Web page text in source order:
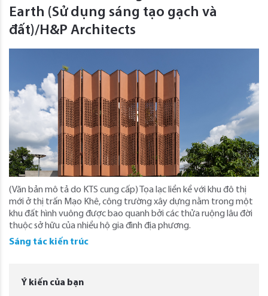
Earth (Sử dụng sáng tạo gạch và
đất)/H&P Architects
(Văn bản mô tả do KTS cung cấp) Tọa lạc liền kề với khu đô thị
mới ở thị trấn Mạo Khê, công trường xây dựng nằm trong một
khu đất hình vuông được bao quanh bởi các thửa ruộng lâu đời
thuộc sở hữu của nhiều hộ gia đình địa phương.
Sáng tác kiến trúc
Ý kiến của bạn